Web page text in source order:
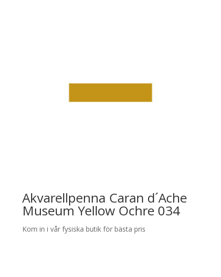
Akvarellpenna Caran d´Ache
Museum Yellow Ochre 034
Kom in i vår fysiska butik för bästa pris